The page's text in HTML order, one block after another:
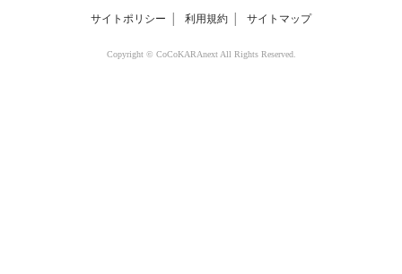
サイトポリシー 利用規約 サイトマップ
Copyright © CoCoKARAnext All Rights Reserved.